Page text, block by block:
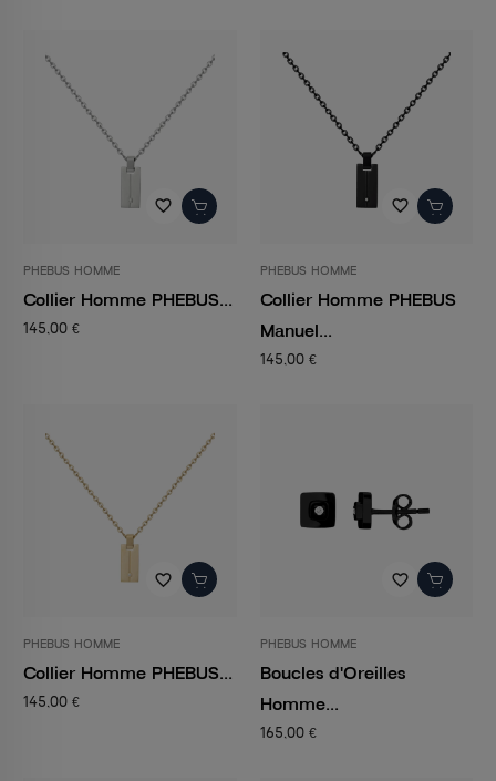
favorite_border
PHEBUS HOMME
Collier Homme PHEBUS...
145,00 €
favorite_border
PHEBUS HOMME
Collier Homme PHEBUS
Manuel...
145,00 €
favorite_border
PHEBUS HOMME
Collier Homme PHEBUS...
145,00 €
favorite_border
PHEBUS HOMME
Boucles d'Oreilles
Homme...
165,00 €